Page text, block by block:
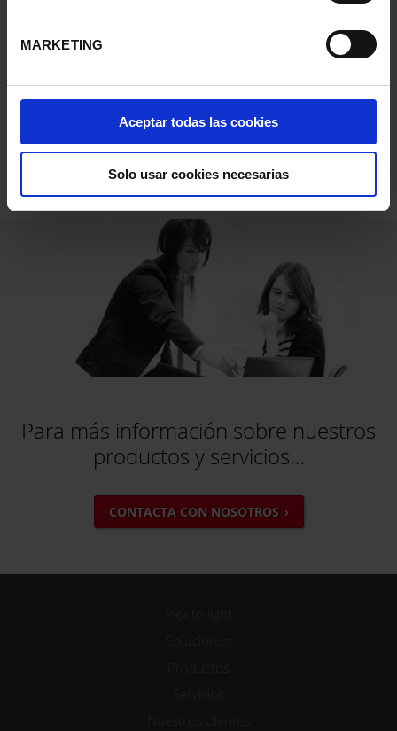
MARKETING
Aceptar todas las cookies
Solo usar cookies necesarias
Sequence To Light
Para más información sobre nuestros
productos y servicios…
CONTACTA CON NOSOTROS